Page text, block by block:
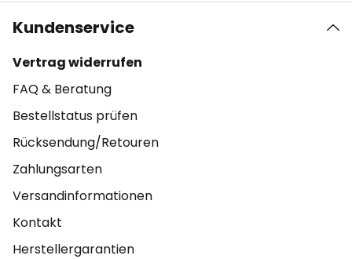
Kundenservice
Vertrag widerrufen
FAQ & Beratung
Bestellstatus prüfen
Rücksendung/Retouren
Zahlungsarten
Versandinformationen
Kontakt
Herstellergarantien